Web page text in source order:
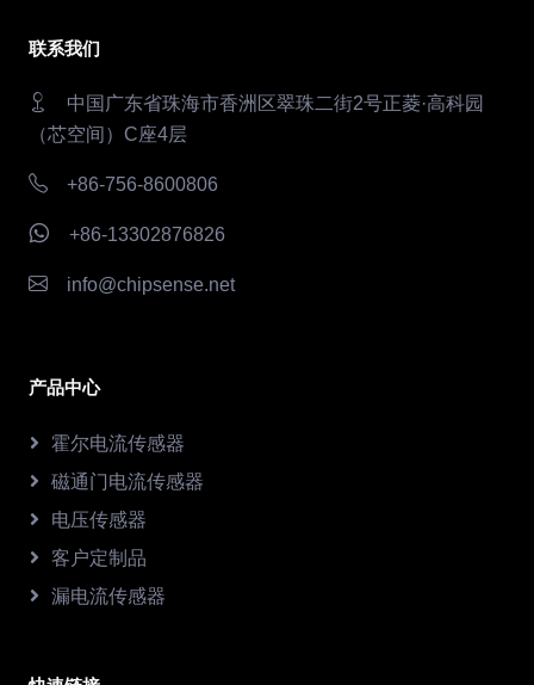
联系我们
中国广东省珠海市香洲区翠珠二街2号正菱·高科园
（芯空间）C座4层
+86-756-8600806
+86-13302876826
info@chipsense.net
产品中心
霍尔电流传感器
磁通门电流传感器
电压传感器
客户定制品
漏电流传感器